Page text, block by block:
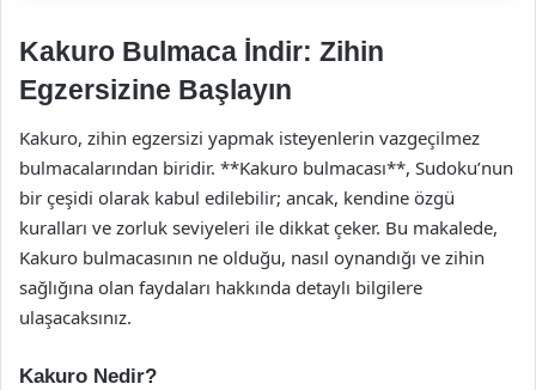
Kakuro Bulmaca İndir: Zihin
Egzersizine Başlayın
Kakuro, zihin egzersizi yapmak isteyenlerin vazgeçilmez
bulmacalarından biridir. **Kakuro bulmacası**, Sudoku’nun
bir çeşidi olarak kabul edilebilir; ancak, kendine özgü
kuralları ve zorluk seviyeleri ile dikkat çeker. Bu makalede,
Kakuro bulmacasının ne olduğu, nasıl oynandığı ve zihin
sağlığına olan faydaları hakkında detaylı bilgilere
ulaşacaksınız.
Kakuro Nedir?